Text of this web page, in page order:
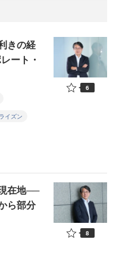
きの経
ート・
イズン
6
在地──
ら部分
8